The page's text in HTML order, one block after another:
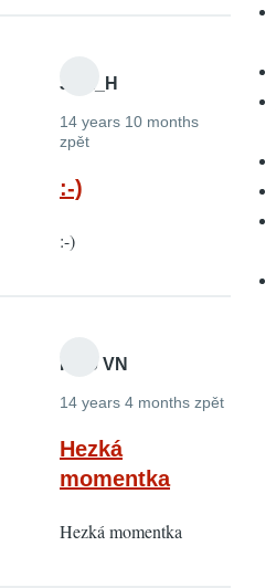
Jirik_H
14 years 10 months
zpět
:-)
:-)
Foto VN
14 years 4 months zpět
Hezká
momentka
Hezká momentka